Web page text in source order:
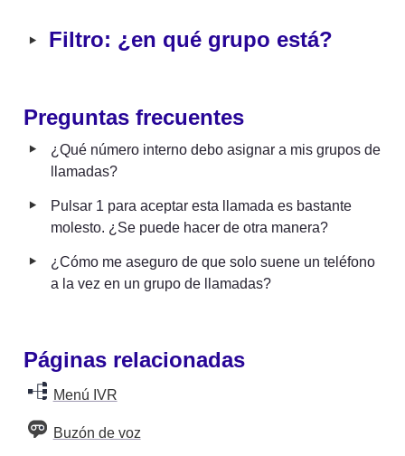
‣ Filtro: ¿en qué grupo está?
Preguntas frecuentes
‣
¿Qué número interno debo asignar a mis grupos de
llamadas?
‣
Pulsar 1 para aceptar esta llamada es bastante
molesto. ¿Se puede hacer de otra manera?
‣
¿Cómo me aseguro de que solo suene un teléfono
a la vez en un grupo de llamadas?
Páginas relacionadas
Menú IVR
Buzón de voz